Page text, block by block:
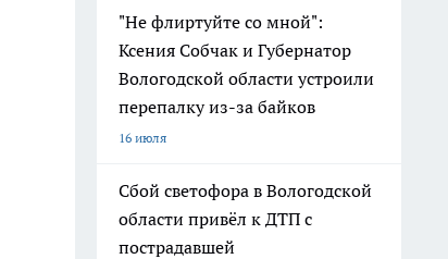
"Не флиртуйте со мной":
Ксения Собчак и Губернатор
Вологодской области устроили
перепалку из-за байков
16 июля
Сбой светофора в Вологодской
области привёл к ДТП с
пострадавшей